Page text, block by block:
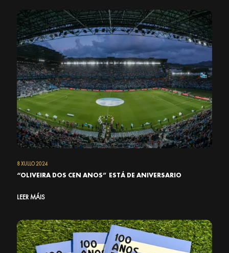
8 XULLO 2024
“OLIVEIRA DOS CEN ANOS” ESTÁ DE ANIVERSARIO
LEER MÁIS